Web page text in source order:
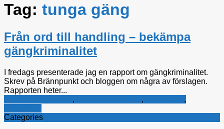
Tag: tunga gäng
Från ord till handling – bekämpa
gängkriminalitet
I fredags presenterade jag en rapport om gängkriminalitet.
Skrev på Brännpunkt och bloggen om några av förslagen.
Rapporten heter...
, ,
,
Categories